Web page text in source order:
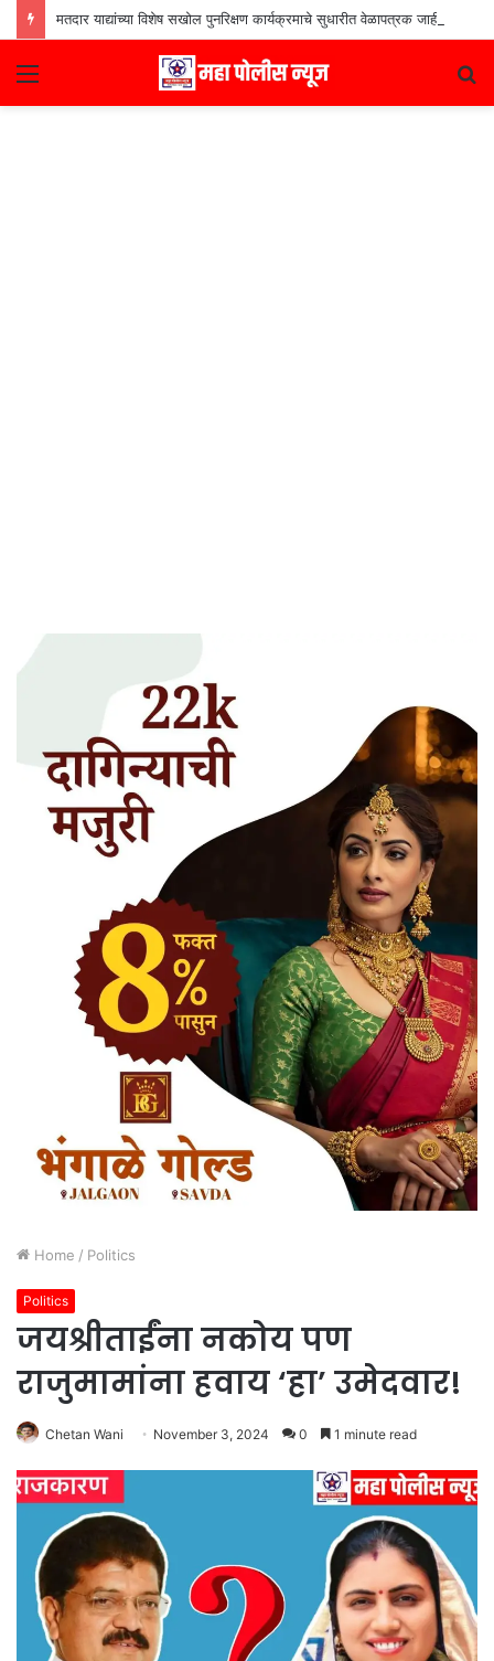
मतदार याद्यांच्या विशेष सखोल पुनरिक्षण कार्यक्रमाचे सुधारीत वेळापत्रक जाहीर
Menu
Home / Politics
Politics
जयश्रीताईंना नकोय पण
राजुमामांना हवाय ‘हा’ उमेदवार!
Chetan Wani November 3, 2024 0 1 minute read